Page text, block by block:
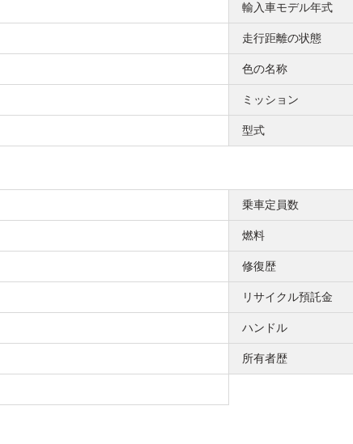
輸入車モデル年式
走行距離の状態
色の名称
ミッション
型式
乗車定員数
燃料
修復歴
リサイクル預託金
ハンドル
所有者歴